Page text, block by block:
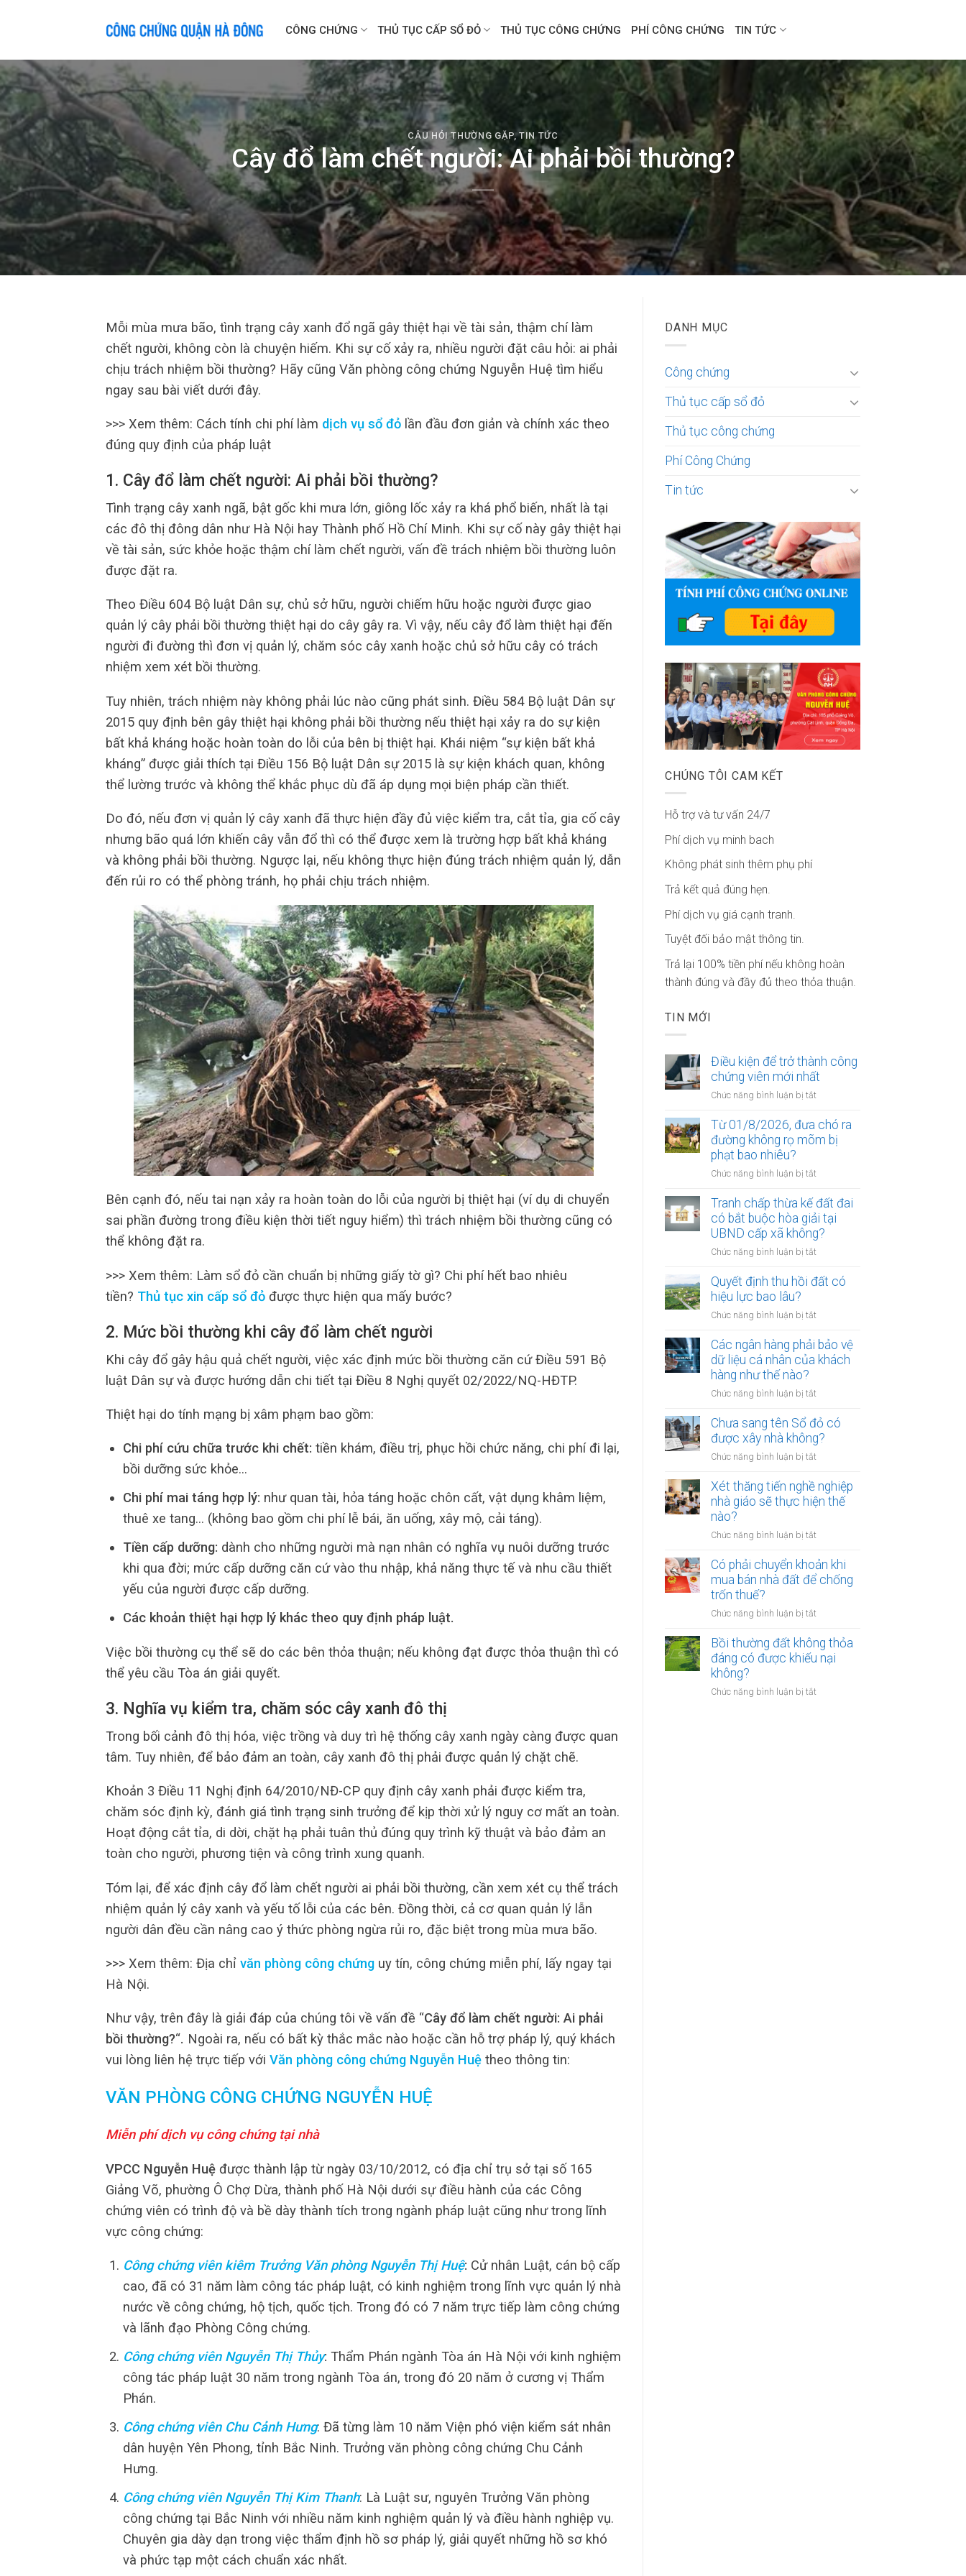
CÔNG CHỨNG THỦ TỤC CẤP SỔ ĐỎ THỦ TỤC CÔNG CHỨNG PHÍ CÔNG CHỨNG TIN TỨC
CÂU HỎI THƯỜNG GẶP,TIN TỨC
Cây đổ làm chết người: Ai phải bồi thường?
Mỗi mùa mưa bão, tình trạng cây xanh đổ ngã gây thiệt hại về tài sản, thậm chí làm
chết người, không còn là chuyện hiếm. Khi sự cố xảy ra, nhiều người đặt câu hỏi: ai phải
chịu trách nhiệm bồi thường? Hãy cũng Văn phòng công chứng Nguyễn Huệ tìm hiểu
ngay sau bài viết dưới đây.
>>> Xem thêm: Cách tính chi phí làm dịch vụ sổ đỏ lần đầu đơn giản và chính xác theo
đúng quy định của pháp luật
1. Cây đổ làm chết người: Ai phải bồi thường?
Tình trạng cây xanh ngã, bật gốc khi mưa lớn, giông lốc xảy ra khá phổ biến, nhất là tại
các đô thị đông dân như Hà Nội hay Thành phố Hồ Chí Minh. Khi sự cố này gây thiệt hại
về tài sản, sức khỏe hoặc thậm chí làm chết người, vấn đề trách nhiệm bồi thường luôn
được đặt ra.
Theo Điều 604 Bộ luật Dân sự, chủ sở hữu, người chiếm hữu hoặc người được giao
quản lý cây phải bồi thường thiệt hại do cây gây ra. Vì vậy, nếu cây đổ làm thiệt hại đến
người đi đường thì đơn vị quản lý, chăm sóc cây xanh hoặc chủ sở hữu cây có trách
nhiệm xem xét bồi thường.
Tuy nhiên, trách nhiệm này không phải lúc nào cũng phát sinh. Điều 584 Bộ luật Dân sự
2015 quy định bên gây thiệt hại không phải bồi thường nếu thiệt hại xảy ra do sự kiện
bất khả kháng hoặc hoàn toàn do lỗi của bên bị thiệt hại. Khái niệm “sự kiện bất khả
kháng” được giải thích tại Điều 156 Bộ luật Dân sự 2015 là sự kiện khách quan, không
thể lường trước và không thể khắc phục dù đã áp dụng mọi biện pháp cần thiết.
Do đó, nếu đơn vị quản lý cây xanh đã thực hiện đầy đủ việc kiểm tra, cắt tỉa, gia cố cây
nhưng bão quá lớn khiến cây vẫn đổ thì có thể được xem là trường hợp bất khả kháng
và không phải bồi thường. Ngược lại, nếu không thực hiện đúng trách nhiệm quản lý, dẫn
đến rủi ro có thể phòng tránh, họ phải chịu trách nhiệm.
Bên cạnh đó, nếu tai nạn xảy ra hoàn toàn do lỗi của người bị thiệt hại (ví dụ di chuyển
sai phần đường trong điều kiện thời tiết nguy hiểm) thì trách nhiệm bồi thường cũng có
thể không đặt ra.
>>> Xem thêm: Làm sổ đỏ cần chuẩn bị những giấy tờ gì? Chi phí hết bao nhiêu
tiền? Thủ tục xin cấp sổ đỏ được thực hiện qua mấy bước?
2. Mức bồi thường khi cây đổ làm chết người
Khi cây đổ gây hậu quả chết người, việc xác định mức bồi thường căn cứ Điều 591 Bộ
luật Dân sự và được hướng dẫn chi tiết tại Điều 8 Nghị quyết 02/2022/NQ-HĐTP.
Thiệt hại do tính mạng bị xâm phạm bao gồm:
Chi phí cứu chữa trước khi chết: tiền khám, điều trị, phục hồi chức năng, chi phí đi lại,
bồi dưỡng sức khỏe…
Chi phí mai táng hợp lý: như quan tài, hỏa táng hoặc chôn cất, vật dụng khâm liệm,
thuê xe tang… (không bao gồm chi phí lễ bái, ăn uống, xây mộ, cải táng).
Tiền cấp dưỡng: dành cho những người mà nạn nhân có nghĩa vụ nuôi dưỡng trước
khi qua đời; mức cấp dưỡng căn cứ vào thu nhập, khả năng thực tế và nhu cầu thiết
yếu của người được cấp dưỡng.
Các khoản thiệt hại hợp lý khác theo quy định pháp luật.
Việc bồi thường cụ thể sẽ do các bên thỏa thuận; nếu không đạt được thỏa thuận thì có
thể yêu cầu Tòa án giải quyết.
3. Nghĩa vụ kiểm tra, chăm sóc cây xanh đô thị
Trong bối cảnh đô thị hóa, việc trồng và duy trì hệ thống cây xanh ngày càng được quan
tâm. Tuy nhiên, để bảo đảm an toàn, cây xanh đô thị phải được quản lý chặt chẽ.
Khoản 3 Điều 11 Nghị định 64/2010/NĐ-CP quy định cây xanh phải được kiểm tra,
chăm sóc định kỳ, đánh giá tình trạng sinh trưởng để kịp thời xử lý nguy cơ mất an toàn.
Hoạt động cắt tỉa, di dời, chặt hạ phải tuân thủ đúng quy trình kỹ thuật và bảo đảm an
toàn cho người, phương tiện và công trình xung quanh.
Tóm lại, để xác định cây đổ làm chết người ai phải bồi thường, cần xem xét cụ thể trách
nhiệm quản lý cây xanh và yếu tố lỗi của các bên. Đồng thời, cả cơ quan quản lý lẫn
người dân đều cần nâng cao ý thức phòng ngừa rủi ro, đặc biệt trong mùa mưa bão.
>>> Xem thêm: Địa chỉ văn phòng công chứng uy tín, công chứng miễn phí, lấy ngay tại
Hà Nội.
Như vậy, trên đây là giải đáp của chúng tôi về vấn đề “Cây đổ làm chết người: Ai phải
bồi thường?“. Ngoài ra, nếu có bất kỳ thắc mắc nào hoặc cần hỗ trợ pháp lý, quý khách
vui lòng liên hệ trực tiếp với Văn phòng công chứng Nguyễn Huệ theo thông tin:
VĂN PHÒNG CÔNG CHỨNG NGUYỄN HUỆ
Miễn phí dịch vụ công chứng tại nhà
VPCC Nguyễn Huệ được thành lập từ ngày 03/10/2012, có địa chỉ trụ sở tại số 165
Giảng Võ, phường Ô Chợ Dừa, thành phố Hà Nội dưới sự điều hành của các Công
chứng viên có trình độ và bề dày thành tích trong ngành pháp luật cũng như trong lĩnh
vực công chứng:
Công chứng viên kiêm Trưởng Văn phòng Nguyễn Thị Huệ: Cử nhân Luật, cán bộ cấp
cao, đã có 31 năm làm công tác pháp luật, có kinh nghiệm trong lĩnh vực quản lý nhà
nước về công chứng, hộ tịch, quốc tịch. Trong đó có 7 năm trực tiếp làm công chứng
và lãnh đạo Phòng Công chứng.
Công chứng viên Nguyễn Thị Thủy: Thẩm Phán ngành Tòa án Hà Nội với kinh nghiệm
công tác pháp luật 30 năm trong ngành Tòa án, trong đó 20 năm ở cương vị Thẩm
Phán.
Công chứng viên Chu Cảnh Hưng: Đã từng làm 10 năm Viện phó viện kiểm sát nhân
dân huyện Yên Phong, tỉnh Bắc Ninh. Trưởng văn phòng công chứng Chu Cảnh
Hưng.
Công chứng viên Nguyễn Thị Kim Thanh: Là Luật sư, nguyên Trưởng Văn phòng
công chứng tại Bắc Ninh với nhiều năm kinh nghiệm quản lý và điều hành nghiệp vụ.
Chuyên gia dày dạn trong việc thẩm định hồ sơ pháp lý, giải quyết những hồ sơ khó
và phức tạp một cách chuẩn xác nhất.
DANH MỤC
Công chứng
Thủ tục cấp sổ đỏ
Thủ tục công chứng
Phí Công Chứng
Tin tức
CHÚNG TÔI CAM KẾT
Hỗ trợ và tư vấn 24/7
Phí dịch vụ minh bach
Không phát sinh thêm phụ phí
Trả kết quả đúng hẹn.
Phí dịch vụ giá cạnh tranh.
Tuyệt đối bảo mật thông tin.
Trả lại 100% tiền phí nếu không hoàn
thành đúng và đầy đủ theo thỏa thuận.
TIN MỚI
Điều kiện để trở thành công
chứng viên mới nhất
Chức năng bình luận bị tắt
kiện
để
công
viên
mới
nhất
Từ 01/8/2026, đưa chó ra
đường không rọ mõm bị
phạt bao nhiêu?
Chức năng bình luận bị tắt
01/8/2026,
đưa
chó
ra
đường
rọ
bao
nhiêu?
Tranh chấp thừa kế đất đai
có bắt buộc hòa giải tại
UBND cấp xã không?
Chức năng bình luận bị tắt
chấp
đất
có
bắt
tại
UBND
cấp
Quyết định thu hồi đất có
hiệu lực bao lâu?
Chức năng bình luận bị tắt
định
thu
có
lực
bao
Các ngân hàng phải bảo vệ
dữ liệu cá nhân của khách
hàng như thế nào?
Chức năng bình luận bị tắt
ngân
hàng
phải
bảo
dữ
liệu
khách
hàng
như
Chưa sang tên Sổ đỏ có
được xây nhà không?
Chức năng bình luận bị tắt
sang
tên
Sổ
có
xây
nhà
Xét thăng tiến nghề nghiệp
nhà giáo sẽ thực hiện thế
nào?
Chức năng bình luận bị tắt
thăng
tiến
nhà
sẽ
thực
Có phải chuyển khoản khi
mua bán nhà đất để chống
trốn thuế?
Chức năng bình luận bị tắt
phải
chuyển
khoản
mua
Bồi thường đất không thỏa
đáng có được khiếu nại
không?
Chức năng bình luận bị tắt